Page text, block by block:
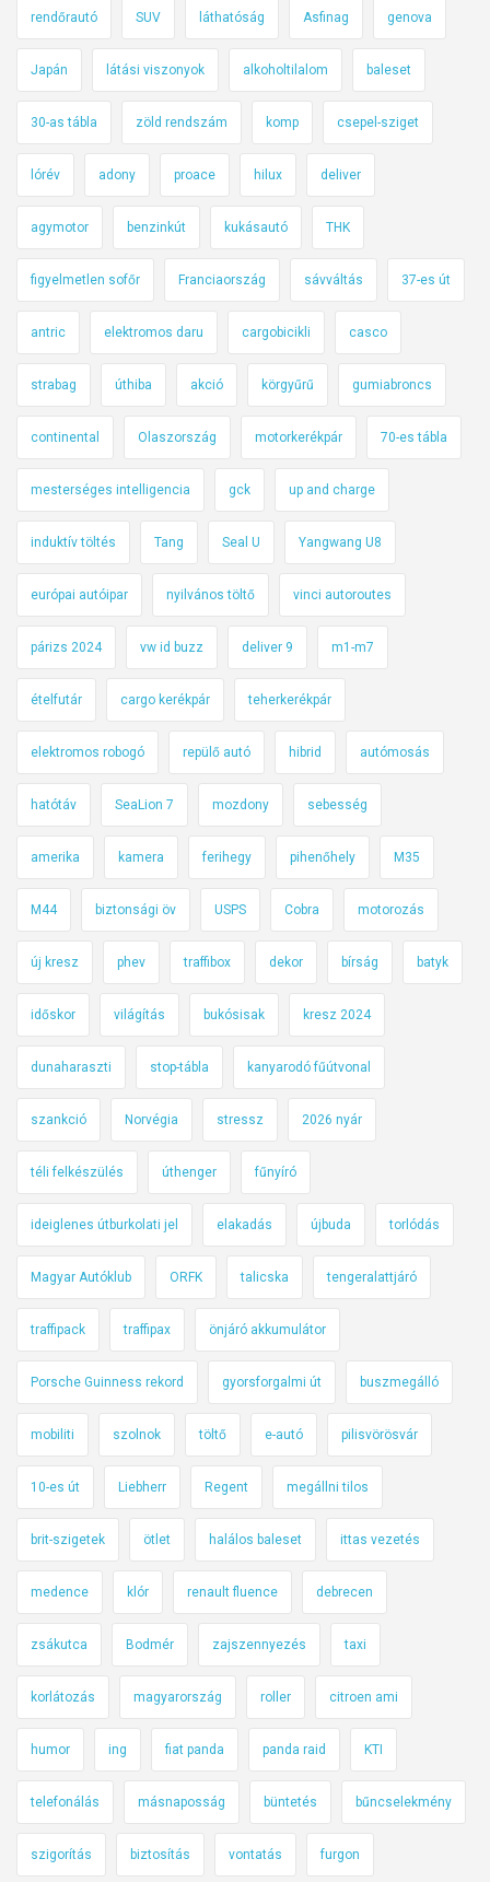
rendőrautó SUV láthatóság Asfinag genova
Japán látási viszonyok alkoholtilalom baleset
30-as tábla zöld rendszám komp csepel-sziget
lórév adony proace hilux deliver
agymotor benzinkút kukásautó THK
figyelmetlen sofőr Franciaország sávváltás 37-es út
antric elektromos daru cargobicikli casco
strabag úthiba akció körgyűrű gumiabroncs
continental Olaszország motorkerékpár 70-es tábla
mesterséges intelligencia gck up and charge
induktív töltés Tang Seal U Yangwang U8
európai autóipar nyilvános töltő vinci autoroutes
párizs 2024 vw id buzz deliver 9 m1-m7
ételfutár cargo kerékpár teherkerékpár
elektromos robogó repülő autó hibrid autómosás
hatótáv SeaLion 7 mozdony sebesség
amerika kamera ferihegy pihenőhely M35
M44 biztonsági öv USPS Cobra motorozás
új kresz phev traffibox dekor bírság batyk
időskor világítás bukósisak kresz 2024
dunaharaszti stop-tábla kanyarodó fűútvonal
szankció Norvégia stressz 2026 nyár
téli felkészülés úthenger fűnyíró
ideiglenes útburkolati jel elakadás újbuda torlódás
Magyar Autóklub ORFK talicska tengeralattjáró
traffipack traffipax önjáró akkumulátor
Porsche Guinness rekord gyorsforgalmi út buszmegálló
mobiliti szolnok töltő e-autó pilisvörösvár
10-es út Liebherr Regent megállni tilos
brit-szigetek ötlet halálos baleset ittas vezetés
medence klór renault fluence debrecen
zsákutca Bodmér zajszennyezés taxi
korlátozás magyarország roller citroen ami
humor ing fiat panda panda raid KTI
telefonálás másnaposság büntetés bűncselekmény
szigorítás biztosítás vontatás furgon